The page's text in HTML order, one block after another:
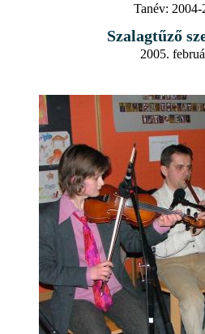
Tanév: 2004-
Szalagtűző
2005.